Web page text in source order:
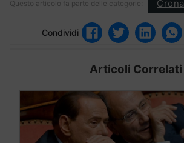
Questo articolo fa parte delle categorie:
Condividi
Articoli Correlati